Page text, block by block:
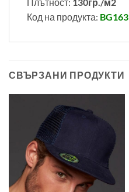
Код на продукта: BG163
СВЪРЗАНИ ПРОДУКТИ